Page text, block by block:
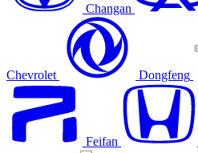
Changan
Chevrolet Dongfeng
Feifan